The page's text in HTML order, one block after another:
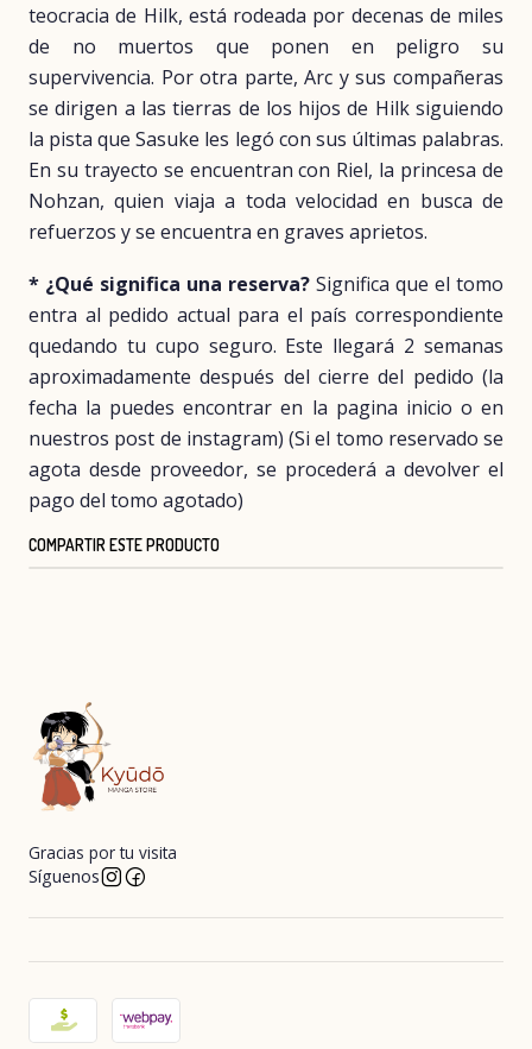
teocracia de Hilk, está rodeada por decenas de miles
de no muertos que ponen en peligro su
supervivencia. Por otra parte, Arc y sus compañeras
se dirigen a las tierras de los hijos de Hilk siguiendo
la pista que Sasuke les legó con sus últimas palabras.
En su trayecto se encuentran con Riel, la princesa de
Nohzan, quien viaja a toda velocidad en busca de
refuerzos y se encuentra en graves aprietos.
* ¿Qué significa una reserva? Significa que el tomo
entra al pedido actual para el país correspondiente
quedando tu cupo seguro. Este llegará 2 semanas
aproximadamente después del cierre del pedido (la
fecha la puedes encontrar en la pagina inicio o en
nuestros post de instagram) (Si el tomo reservado se
agota desde proveedor, se procederá a devolver el
pago del tomo agotado)
COMPARTIR ESTE PRODUCTO
Gracias por tu visita
Síguenos